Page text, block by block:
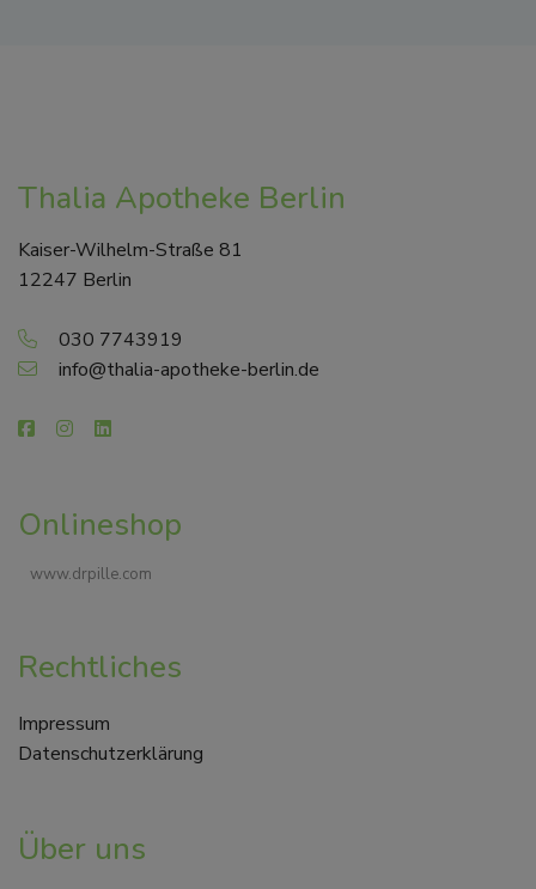
Thalia Apotheke Berlin
Kaiser-Wilhelm-Straße 81
12247 Berlin
030 7743919
info@thalia-apotheke-berlin.de
Onlineshop
www.drpille.com
Rechtliches
Impressum
Datenschutzerklärung
Über uns